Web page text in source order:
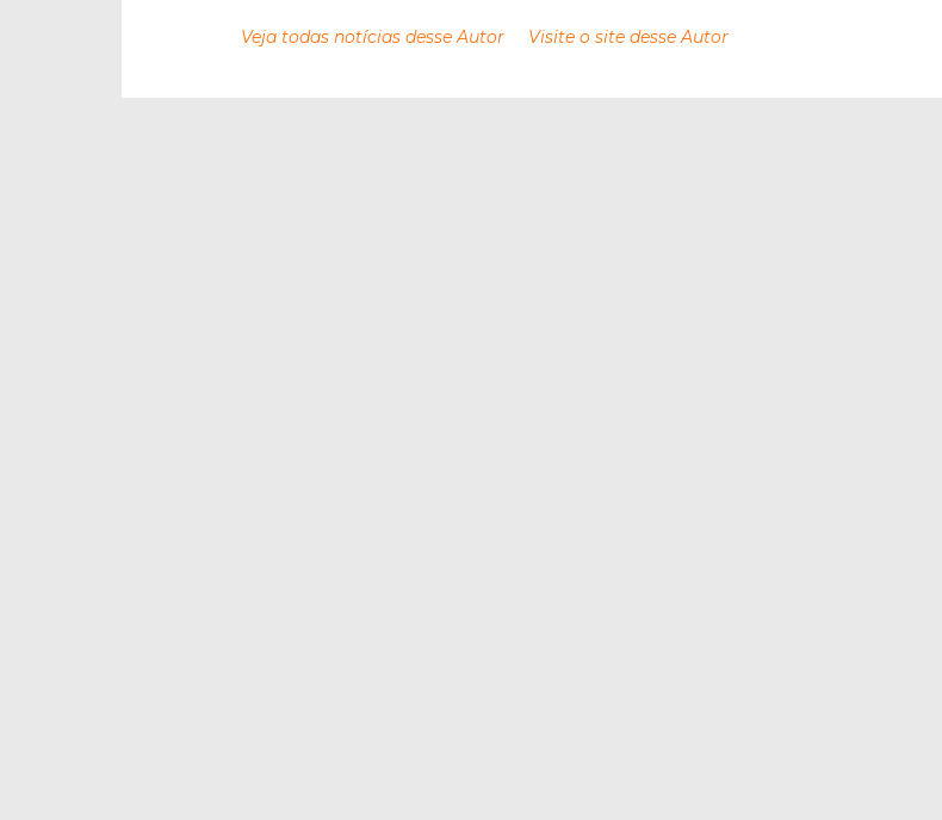
Veja todas notícias desse Autor Visite o site desse Autor